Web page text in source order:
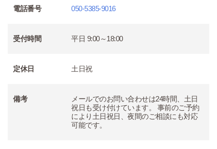
電話番号 050-5385-9016
受付時間 平日 9:00～18:00
定休日 土日祝
備考
メールでのお問い合わせは24時間、土日
祝日も受け付けています。 事前のご予約
により土日祝日、夜間のご相談にも対応
可能です。